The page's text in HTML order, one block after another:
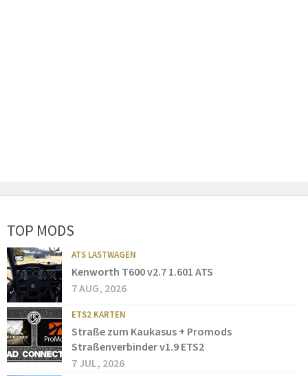
TOP MODS
ATS LASTWAGEN
Kenworth T600 v2.7 1.601 ATS
7 AUG, 2026
ETS2 KARTEN
Straße zum Kaukasus + Promods
Straßenverbinder v1.9 ETS2
7 JUL, 2026